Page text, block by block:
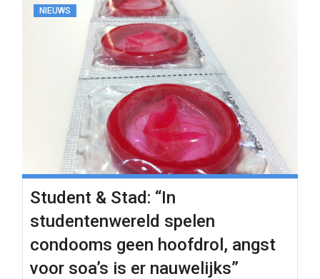
NIEUWS
Student & Stad: “In
studentenwereld spelen
condooms geen hoofdrol, angst
voor soa’s is er nauwelijks”